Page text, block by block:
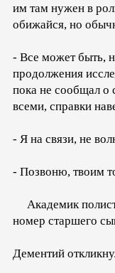
им там нужен в
обижайся, но
- Все может быть,
продолжения
пока не сообщал о
всеми, справки
- Я на связи, не
- Позвоню, твоим
Академик
номер старшего
Дементий